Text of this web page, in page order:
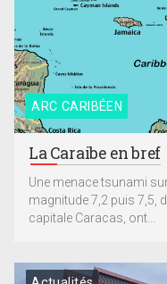
ARC CARIBÉEN
La Caraibe en bref
Une menace tsunami
magnitude 7,2 puis 7,5,
capitale Caracas, ont...